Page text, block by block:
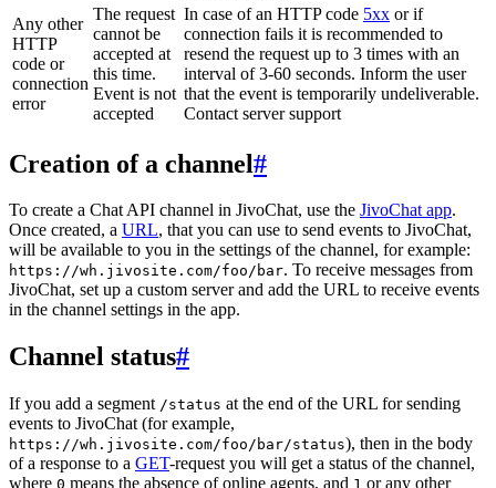
Any other
HTTP
code or
connection
error
The request
cannot be
accepted at
this time.
Event is not
accepted
In case of an HTTP code 5xx or if
connection fails it is recommended to
resend the request up to 3 times with an
interval of 3-60 seconds. Inform the user
that the event is temporarily undeliverable.
Contact server support
Creation of a channel#
To create a Chat API channel in JivoChat, use the JivoChat app.
Once created, a URL, that you can use to send events to JivoChat,
will be available to you in the settings of the channel, for example:
https://wh.jivosite.com/foo/bar. To receive messages from
JivoChat, set up a custom server and add the URL to receive events
in the channel settings in the app.
Channel status#
If you add a segment /status at the end of the URL for sending
events to JivoChat (for example,
https://wh.jivosite.com/foo/bar/status), then in the body
of a response to a GET-request you will get a status of the channel,
where 0 means the absence of online agents, and 1 or any other